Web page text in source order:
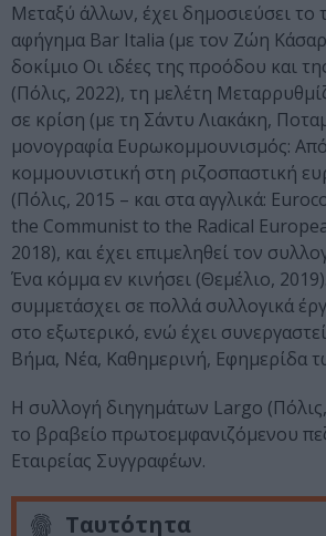
Μεταξύ άλλων, έχει δημοσιεύσει το
αφήγημα Bar Italia (με τον Ζώη
δοκίμιο Οι ιδέες της προόδου και
(Πόλις, 2022), τη μελέτη
σε κρίση (με τη Σάντυ Λιακάκη,
μονογραφία Ευρωκομμουνισμός:
κομμουνιστική στη ριζοσπαστική
(Πόλις, 2015 – και στα αγγλικά:
the Communist to the Radical
2018), και έχει επιμεληθεί τον
Ένα κόμμα εν κινήσει (Θεμέλιο,
συμμετάσχει σε πολλά συλλογικά
στο εξωτερικό, ενώ έχει
Βήμα, Νέα, Καθημερινή, Εφημερίδα
Η συλλογή διηγημάτων Largo
το βραβείο πρωτοεμφανιζόμενου
Εταιρείας Συγγραφέων.
Ταυτότητα